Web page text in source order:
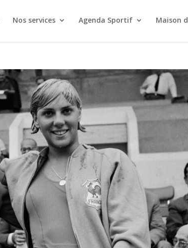
Nos services Agenda Sportif Maison